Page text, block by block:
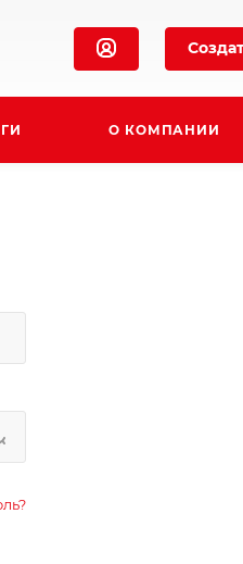
О КОМПАНИИ